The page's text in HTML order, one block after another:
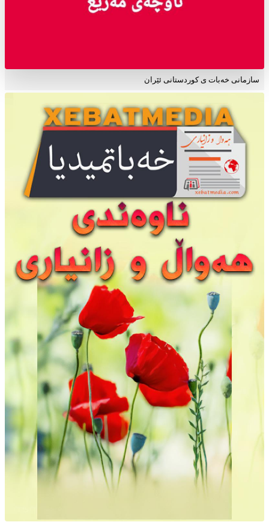
سازمانی خەبات ی کوردستانی ئێران